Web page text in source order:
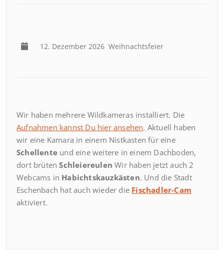
12. Dezember 2026 Weihnachtsfeier
Wir haben mehrere Wildkameras installiert. Die
Aufnahmen kannst Du hier ansehen. Aktuell haben
wir eine Kamara in einem Nistkasten für eine
Schellente und eine weitere in einem Dachboden,
dort brütenSchleiereulen Wir haben jetzt auch 2
Webcams in Habichtskauzkästen. Und die Stadt
Eschenbach hat auch wieder die Fischadler-Cam
aktiviert.